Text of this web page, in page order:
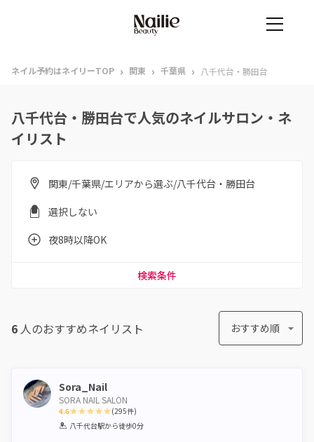
ネイル予約はネイリーTOP › 関東 › 千葉県 › 八千代台・勝田台
八千代台・勝田台で人気のネイルサロン・ネ
イリスト
関東/千葉県/エリアから選ぶ/八千代台・勝田台
選択しない
夜8時以降OK
検索条件
6 人のおすすめネイリスト おすすめ順
Sora_Nail
SORA NAIL SALON
4.6
1 2 3 4 5
(295件)
八千代台駅から徒歩0分